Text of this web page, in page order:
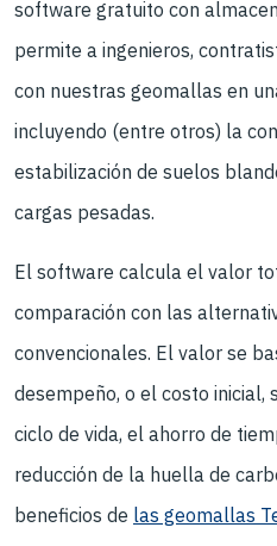
software gratuito con
permite a ingenieros,
con nuestras geomallas en
incluyendo (entre otros) la
estabilización de suelos
cargas pesadas.
El software calcula el valor
comparación con las
convencionales. El valor se
desempeño, o el costo
ciclo de vida, el ahorro de
reducción de la huella de
beneficios de las geomallas